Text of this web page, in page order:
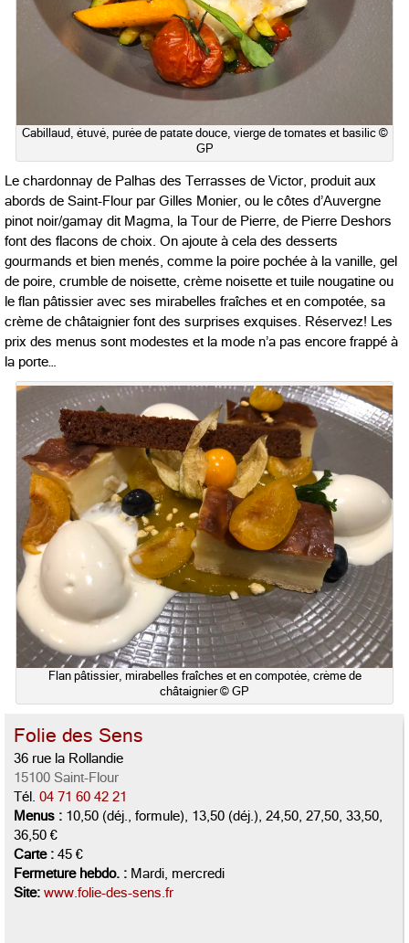
Cabillaud, étuvé, purée de patate douce, vierge de tomates et basilic ©
GP
Le chardonnay de Palhas des Terrasses de Victor, produit aux
abords de Saint-Flour par Gilles Monier, ou le côtes d’Auvergne
pinot noir/gamay dit Magma, la Tour de Pierre, de Pierre Deshors
font des flacons de choix. On ajoute à cela des desserts
gourmands et bien menés, comme la poire pochée à la vanille, gel
de poire, crumble de noisette, crème noisette et tuile nougatine ou
le flan pâtissier avec ses mirabelles fraîches et en compotée, sa
crème de châtaignier font des surprises exquises. Réservez! Les
prix des menus sont modestes et la mode n’a pas encore frappé à
la porte…
Flan pâtissier, mirabelles fraîches et en compotée, crème de
châtaignier © GP
Folie des Sens
36 rue la Rollandie
15100 Saint-Flour
Tél. 04 71 60 42 21
Menus : 10,50 (déj., formule), 13,50 (déj.), 24,50, 27,50, 33,50,
36,50 €
Carte : 45 €
Fermeture hebdo. : Mardi, mercredi
Site: www.folie-des-sens.fr